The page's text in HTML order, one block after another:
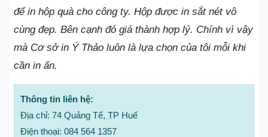
để in hộp quà cho công ty. Hộp được in sắt nét vô
cùng đẹp. Bên cạnh đó giá thành hợp lý. Chính vì vậy
mà Cơ sở in Ý Thảo luôn là lựa chọn của tôi mỗi khi
cần in ấn.
Thông tin liên hệ:
Địa chỉ: 74 Quảng Tế, TP Huế
Điện thoại: 084 564 1357